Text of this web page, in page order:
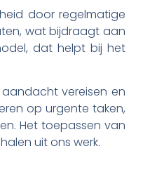
door regelmatige
wat bijdraagt aan
dat helpt bij het
vereisen en
op urgente taken,
Het toepassen van
uit ons werk.